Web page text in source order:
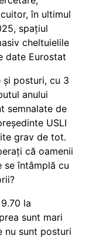
în ultimul
spațiul
cheltuielile
date Eurostat
și posturi, cu 3
anului
semnalate de
USLI
grav de tot.
că oamenii
se întâmplă cu
la
sunt mari
nu sunt posturi